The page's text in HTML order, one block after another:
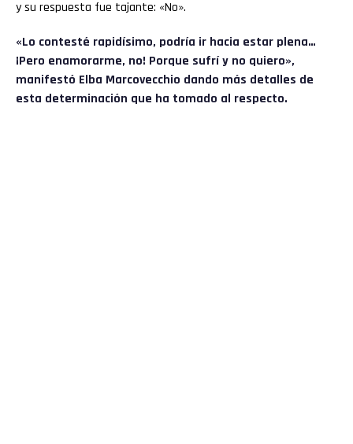
y su respuesta fue tajante: «No».
«Lo contesté rapidísimo, podría ir hacia estar plena…
¡Pero enamorarme, no! Porque sufrí y no quiero»,
manifestó Elba Marcovecchio dando más detalles de
esta determinación que ha tomado al respecto.